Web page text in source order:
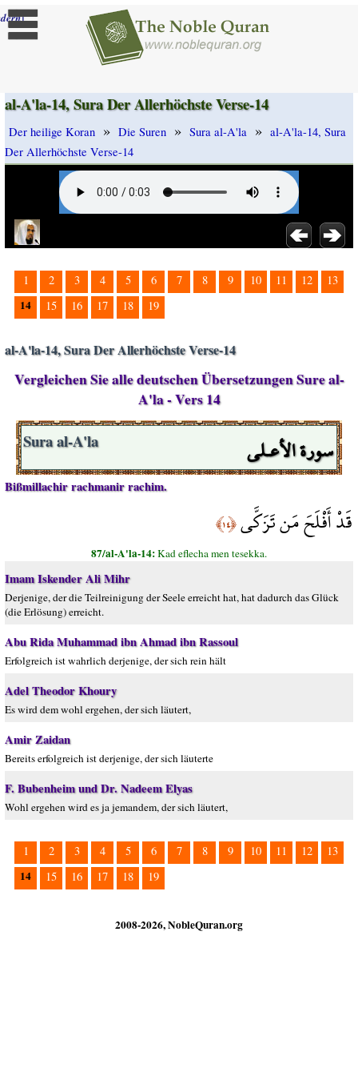
]
al-A'la-14, Sura Der Allerhöchste Verse-14
Der heilige Koran » Die Suren » Sura al-A'la » al-A'la-14, Sura
Der Allerhöchste Verse-14
1 2 3 4 5 6 7 8 9 10 11 12 13
14 15 16 17 18 19
al-A'la-14, Sura Der Allerhöchste Verse-14
Vergleichen Sie alle deutschen Übersetzungen Sure al-
A'la - Vers 14
سورة الأعـلى Sura al-A'la
Bißmillachir rachmanir rachim.
قَدْ أَفْلَحَ مَن تَزَكَّى﴿١٤﴾
87/al-A'la-14:Kad eflecha men tesekka.
Imam Iskender Ali Mihr
Derjenige, der die Teilreinigung der Seele erreicht hat, hat dadurch das Glück
(die Erlösung) erreicht.
Abu Rida Muhammad ibn Ahmad ibn Rassoul
Erfolgreich ist wahrlich derjenige, der sich rein hält
Adel Theodor Khoury
Es wird dem wohl ergehen, der sich läutert,
Amir Zaidan
Bereits erfolgreich ist derjenige, der sich läuterte
F. Bubenheim und Dr. Nadeem Elyas
Wohl ergehen wird es ja jemandem, der sich läutert,
1 2 3 4 5 6 7 8 9 10 11 12 13
14 15 16 17 18 19
2008-2026, NobleQuran.org